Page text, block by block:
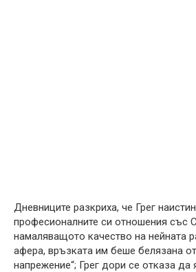
Дневниците разкриха, че Грег
професионалните си отношения със
намаляващото качество на нейната
афера, връзката им беше белязана
напрежение“; Грег дори се отказа